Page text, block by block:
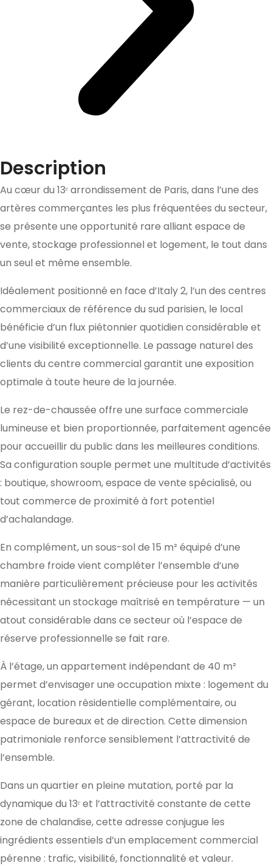
Description
Au cœur du 13ᵉ arrondissement de Paris, dans l’une des
artères commerçantes les plus fréquentées du secteur,
se présente une opportunité rare alliant espace de
vente, stockage professionnel et logement, le tout dans
un seul et même ensemble.
Idéalement positionné en face d’Italy 2, l’un des centres
commerciaux de référence du sud parisien, le local
bénéficie d’un flux piétonnier quotidien considérable et
d’une visibilité exceptionnelle. Le passage naturel des
clients du centre commercial garantit une exposition
optimale à toute heure de la journée.
Le rez-de-chaussée offre une surface commerciale
lumineuse et bien proportionnée, parfaitement agencée
pour accueillir du public dans les meilleures conditions.
Sa configuration souple permet une multitude d’activités
: boutique, showroom, espace de vente spécialisé, ou
tout commerce de proximité à fort potentiel
d’achalandage.
En complément, un sous-sol de 15 m² équipé d’une
chambre froide vient compléter l’ensemble d’une
manière particulièrement précieuse pour les activités
nécessitant un stockage maîtrisé en température — un
atout considérable dans ce secteur où l’espace de
réserve professionnelle se fait rare.
À l’étage, un appartement indépendant de 40 m²
permet d’envisager une occupation mixte : logement du
gérant, location résidentielle complémentaire, ou
espace de bureaux et de direction. Cette dimension
patrimoniale renforce sensiblement l’attractivité de
l’ensemble.
Dans un quartier en pleine mutation, porté par la
dynamique du 13ᵉ et l’attractivité constante de cette
zone de chalandise, cette adresse conjugue les
ingrédients essentiels d’un emplacement commercial
pérenne : trafic, visibilité, fonctionnalité et valeur.